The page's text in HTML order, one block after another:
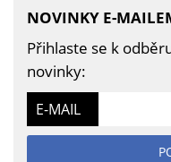
NOVINKY E-
Přihlaste se k
novinky:
E-MAIL